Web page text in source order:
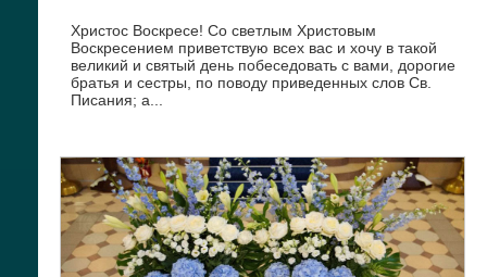
Христос Воскресе! Со светлым Христовым
Воскресением приветствую всех вас и хочу в такой
великий и святый день побеседовать с вами, дорогие
братья и сестры, по поводу приведенных слов Св.
Писания; а...